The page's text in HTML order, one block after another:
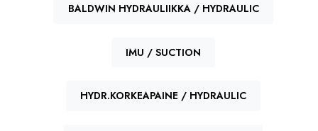
BALDWIN HYDRAULIIKKA / HYDRAULIC
IMU / SUCTION
HYDR.KORKEAPAINE / HYDRAULIC